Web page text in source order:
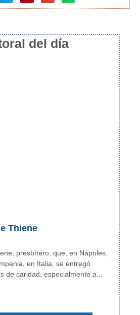
del día
Thiene
presbítero, que, en Nápoles,
en Italia, se entregó
de caridad, especialmente a